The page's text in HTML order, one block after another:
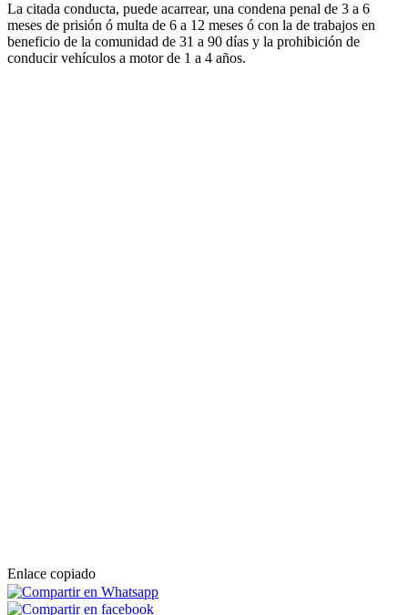
La citada conducta, puede acarrear, una condena penal de 3 a 6
meses de prisión ó multa de 6 a 12 meses ó con la de trabajos en
beneficio de la comunidad de 31 a 90 días y la prohibición de
conducir vehículos a motor de 1 a 4 años.
Enlace copiado